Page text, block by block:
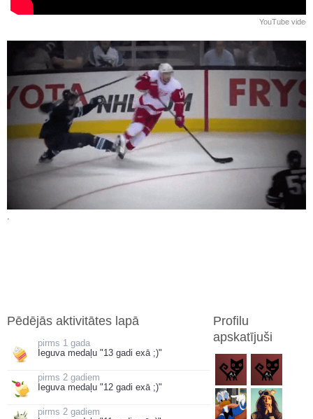
YouTube video
.
Pēdējās aktivitātes lapā
1 gada
Ieguva medaļu "13 gadi exā ;)"
2 gadiem
Ieguva medaļu "12 gadi exā ;)"
2 gadiem
Profilu
apskatījuši